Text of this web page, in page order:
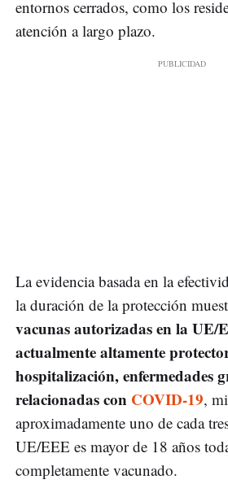
entornos cerrados, como los
atención a largo plazo.
La evidencia basada en la
la duración de la protección
vacunas autorizadas en la UE/
actualmente altamente
hospitalización, enfermedades
relacionadas con COVID-19,
aproximadamente uno de cada
UE/EEE es mayor de 18 años
completamente vacunado.